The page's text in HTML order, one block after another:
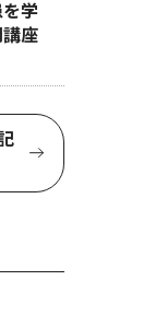
学
座